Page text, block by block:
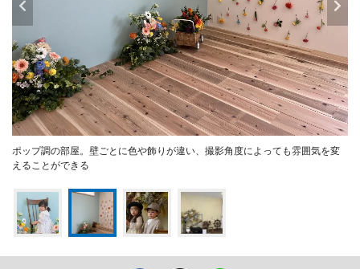
ポップ調の部屋。壁ごとに色や飾りが違い、撮影角度によっても雰囲気を変
えることができる